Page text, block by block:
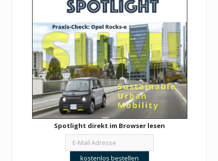
Spotlight direkt im Browser lesen